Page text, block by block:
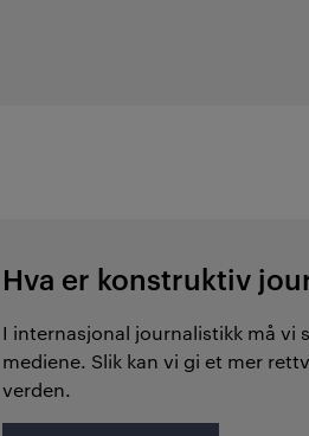
Hva er konstruktiv
I internasjonal journalistikk må vi
mediene. Slik kan vi gi et mer
verden.